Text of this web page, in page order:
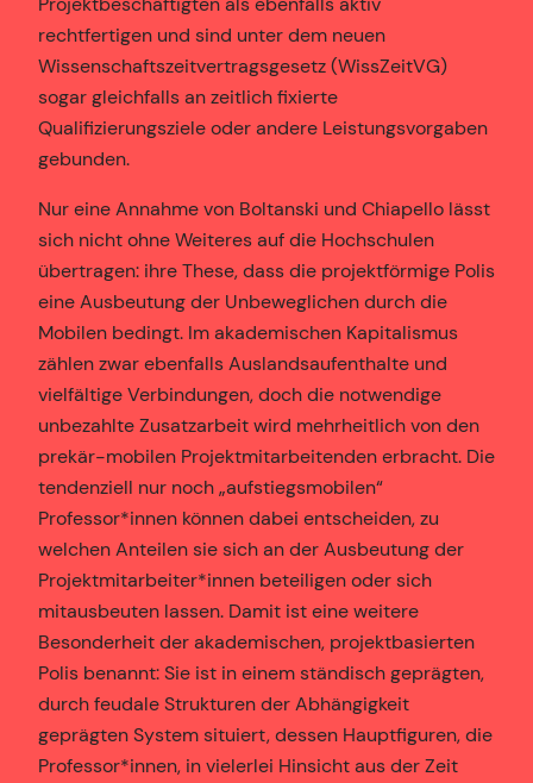
rechtfertigen und sind unter dem neuen
Wissenschaftszeitvertragsgesetz (WissZeitVG)
sogar gleichfalls an zeitlich fixierte
Qualifizierungsziele oder andere Leistungsvorgaben
gebunden.
Nur eine Annahme von Boltanski und Chiapello lässt
sich nicht ohne Weiteres auf die Hochschulen
übertragen: ihre These, dass die projektförmige Polis
eine Ausbeutung der Unbeweglichen durch die
Mobilen bedingt. Im akademischen Kapitalismus
zählen zwar ebenfalls Auslandsaufenthalte und
vielfältige Verbindungen, doch die notwendige
unbezahlte Zusatzarbeit wird mehrheitlich von den
prekär-mobilen Projektmitarbeitenden erbracht. Die
tendenziell nur noch „aufstiegsmobilen“
Professor*innen können dabei entscheiden, zu
welchen Anteilen sie sich an der Ausbeutung der
Projektmitarbeiter*innen beteiligen oder sich
mitausbeuten lassen. Damit ist eine weitere
Besonderheit der akademischen, projektbasierten
Polis benannt: Sie ist in einem ständisch geprägten,
durch feudale Strukturen der Abhängigkeit
geprägten System situiert, dessen Hauptfiguren, die
Professor*innen, in vielerlei Hinsicht aus der Zeit